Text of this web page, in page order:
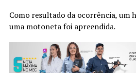
Como resultado da ocorrência, um
uma motoneta foi apreendida.